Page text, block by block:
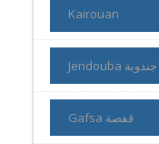
Kairouan
Jendouba جندوبة
Gafsa قفصة